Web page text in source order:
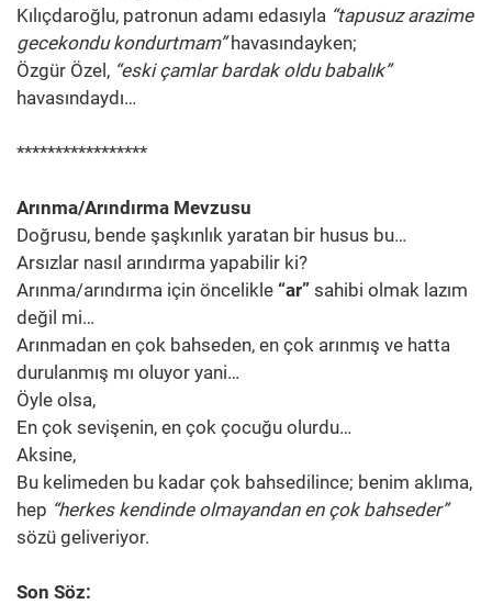
Kılıçdaroğlu, patronun adamı edasıyla “tapusuz arazime
gecekondu kondurtmam”havasındayken;
Özgür Özel, “eski çamlar bardak oldu babalık”
havasındaydı…
*****************
Arınma/Arındırma Mevzusu
Doğrusu, bende şaşkınlık yaratan bir husus bu…
Arsızlar nasıl arındırma yapabilir ki?
Arınma/arındırma için öncelikle “ar” sahibi olmak lazım
değil mi…
Arınmadan en çok bahseden, en çok arınmış ve hatta
durulanmış mı oluyor yani…
Öyle olsa,
En çok sevişenin, en çok çocuğu olurdu…
Aksine,
Bu kelimeden bu kadar çok bahsedilince; benim aklıma,
hep “herkes kendinde olmayandan en çok bahseder”
sözü geliveriyor.
Son Söz: